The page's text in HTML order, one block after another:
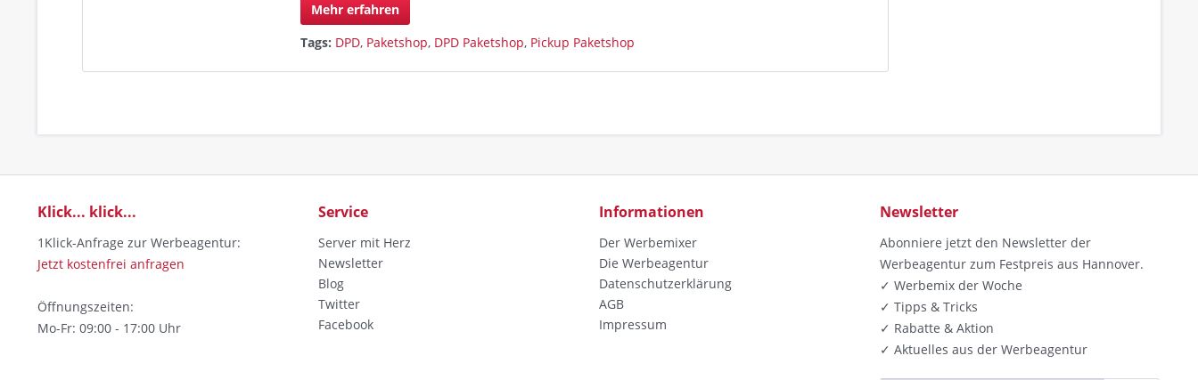
Mehr erfahren
Tags: DPD, Paketshop, DPD Paketshop, Pickup Paketshop
Klick... klick...
1Klick-Anfrage zur Werbeagentur:
Jetzt kostenfrei anfragen
Öffnungszeiten:
Mo-Fr: 09:00 - 17:00 Uhr
Service
Server mit Herz
Newsletter
Blog
Twitter
Facebook
Informationen
Der Werbemixer
Die Werbeagentur
Datenschutzerklärung
AGB
Impressum
Newsletter
Abonniere jetzt den Newsletter der
Werbeagentur zum Festpreis aus Hannover.
✓ Werbemix der Woche
✓ Tipps & Tricks
✓ Rabatte & Aktion
✓ Aktuelles aus der Werbeagentur